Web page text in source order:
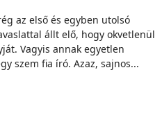
az első és egyben utolsó
állt elő, hogy okvetlenül
Vagyis annak egyetlen
szem fia író. Azaz, sajnos...